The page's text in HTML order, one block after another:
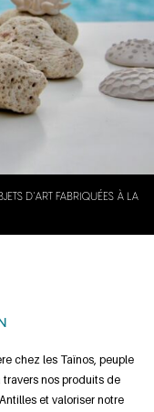
D'ART FABRIQUÉES À LA
chez les Taïnos, peuple
nos produits de
et valoriser notre